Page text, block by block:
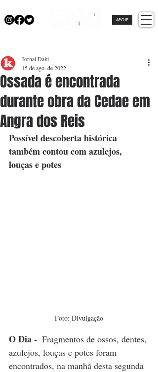
APOIE
Ossada é encontrada
durante obra da Cedae em
Angra dos Reis
Jornal Daki
15 de ago. de 2022
Possível descoberta histórica
também contou com azulejos,
louças e potes
Foto: Divulgação
O Dia - Fragmentos de ossos, dentes,
azulejos, louças e potes foram
encontrados, na manhã desta segunda